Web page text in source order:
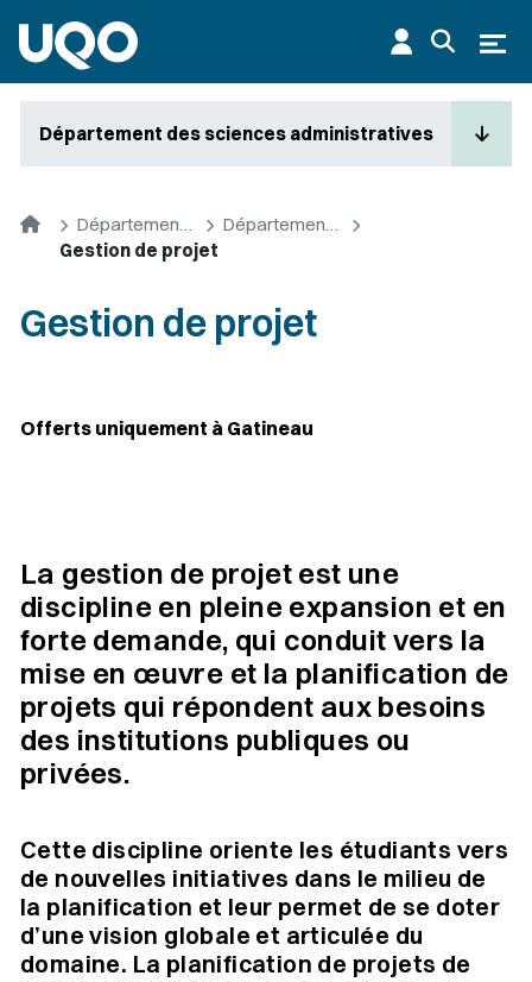
Département des sciences administratives
Accueil Départements et cycles supérieurs
Département des sciences administratives
Gestion de projet
Gestion de projet
Offerts uniquement à Gatineau
La gestion de projet est une
discipline en pleine expansion et en
forte demande, qui conduit vers la
mise en œuvre et la planification de
projets qui répondent aux besoins
des institutions publiques ou
privées.
Cette discipline oriente les étudiants vers
de nouvelles initiatives dans le milieu de
la planification et leur permet de se doter
d’une vision globale et articulée du
domaine. La planification de projets de